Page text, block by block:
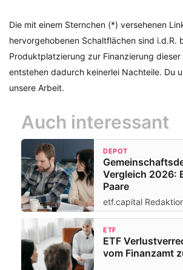
Die mit einem Sternchen (*) versehenen
hervorgehobenen Schaltflächen sind i.d.R.
Produktplatzierung zur Finanzierung dieser
entstehen dadurch keinerlei Nachteile. Du
unsere Arbeit.
Auch interessant
DEPOT
Vergleich 2026:
Paare
etf.capital
ETF
ETF
vom Finanzamt